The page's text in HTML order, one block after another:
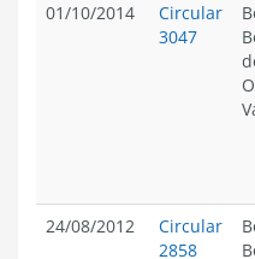
01/10/2014
Circular
3047
24/08/2012
Circular
2858